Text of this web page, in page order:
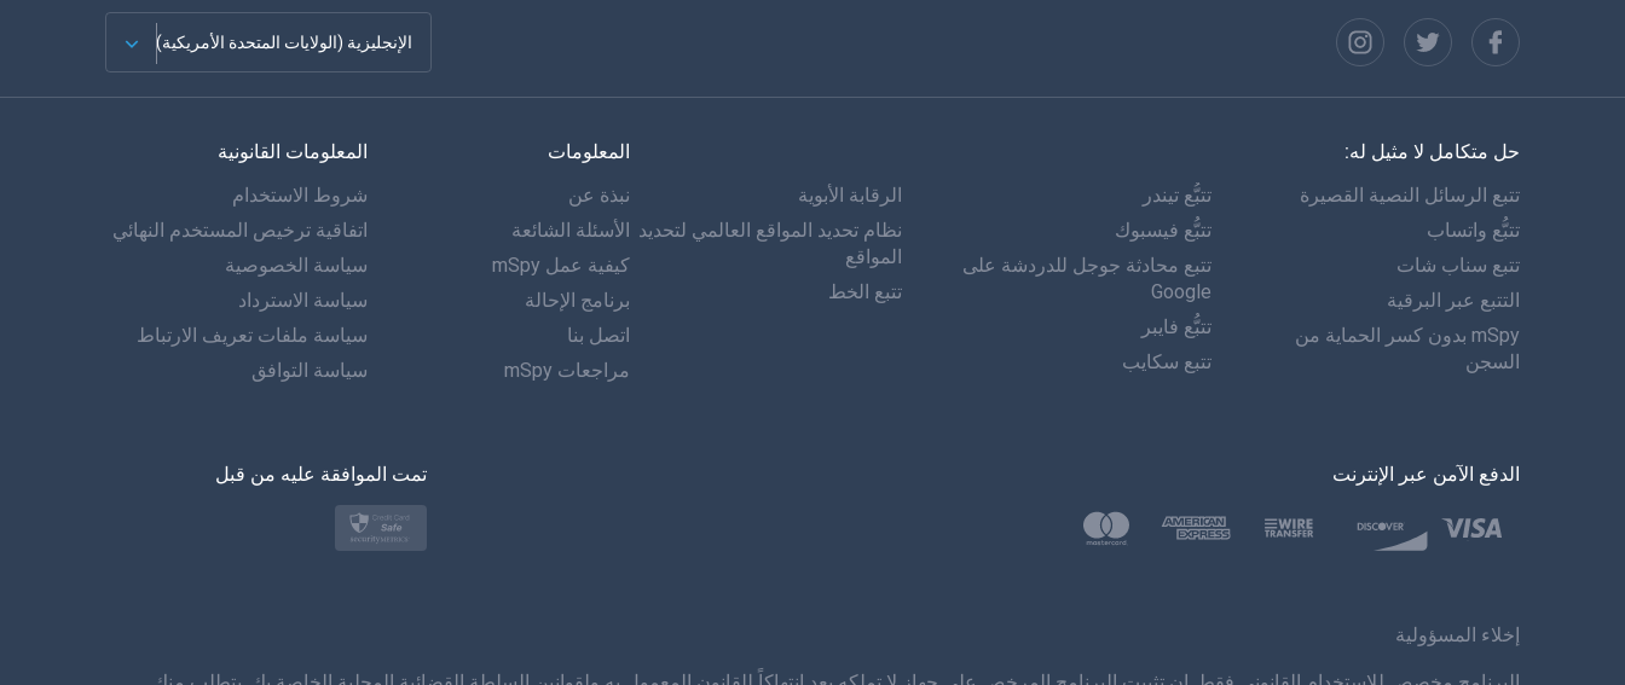
الإنجليزية (الولايات المتحدة الأمريكية)
الفرنسية
الاسبانية
دويتش
البرتغالية
العربية
اللغة التركية
بولسكي
حل متكامل لا مثيل له:
تتبع الرسائل النصية القصيرة
تتبُّع واتساب
تتبع سناب شات
التتبع عبر البرقية
mSpy بدون كسر الحماية من
السجن
تتبُّع تيندر
تتبُّع فيسبوك
تتبع محادثة جوجل للدردشة على
Google
تتبُّع فايبر
تتبع سكايب
الرقابة الأبوية
نظام تحديد المواقع العالمي لتحديد
المواقع
تتبع الخط
المعلومات
نبذة عن
الأسئلة الشائعة
كيفية عمل mSpy
برنامج الإحالة
اتصل بنا
مراجعات mSpy
المعلومات القانونية
شروط الاستخدام
اتفاقية ترخيص المستخدم النهائي
سياسة الخصوصية
سياسة الاسترداد
سياسة ملفات تعريف الارتباط
سياسة التوافق
الدفع الآمن عبر الإنترنت تمت الموافقة عليه من قبل
إخلاء المسؤولية